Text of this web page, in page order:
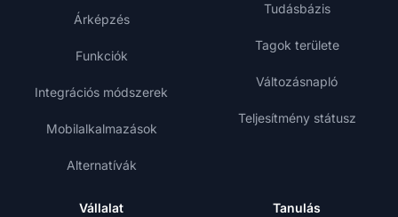
Árképzés
Funkciók
Integrációs módszerek
Mobilalkalmazások
Alternatívák
Tudásbázis
Tagok területe
Változásnapló
Teljesítmény státusz
Vállalat Tanulás